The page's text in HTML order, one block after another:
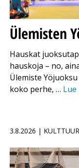
Ülemisten
Hauskat
hauskoja – no,
Ülemiste
koko perhe, … Lue
3.8.2026 |